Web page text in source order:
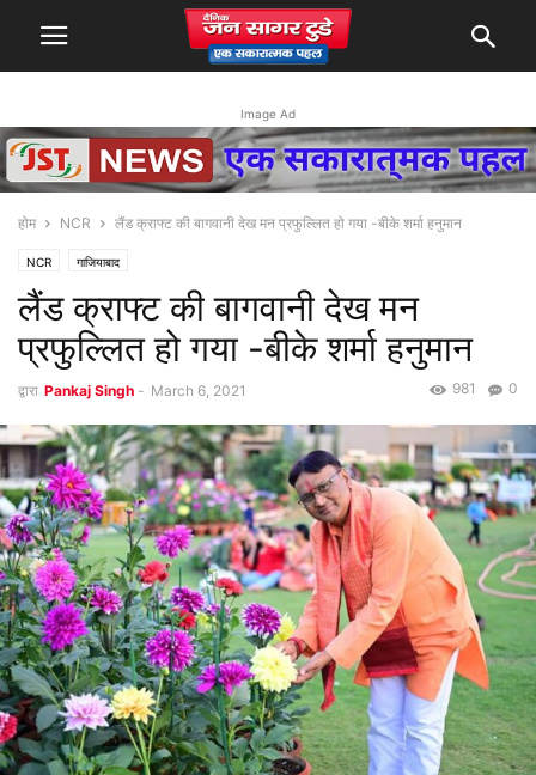
Image Ad
होम NCR लैंड क्राफ्ट की बागवानी देख मन प्रफुल्लित हो गया -बीके शर्मा हनुमान
NCR गाजियाबाद
लैंड क्राफ्ट की बागवानी देख मन
प्रफुल्लित हो गया -बीके शर्मा हनुमान
द्वारा Pankaj Singh - March 6, 2021 0
981